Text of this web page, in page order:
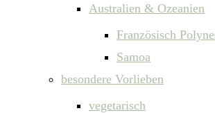
Australien & Ozeanien
Französisch
Samoa
besondere Vorlieben
vegetarisch